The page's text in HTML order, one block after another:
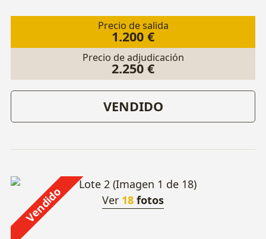
Precio de salida
1.200 €
Precio de adjudicación
2.250 €
VENDIDO
Vendido Ver 18 fotos